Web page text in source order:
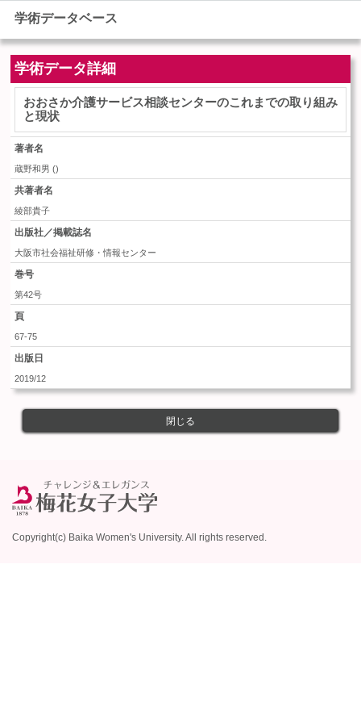
学術データベース
学術データ詳細
おおさか介護サービス相談センターのこれまでの取り組み
と現状
著者名
蔵野和男 ()
共著者名
綾部貴子
出版社／掲載誌名
大阪市社会福祉研修・情報センター
巻号
第42号
頁
67‐75
出版日
2019/12
閉じる
Copyright(c) Baika Women's University. All rights reserved.